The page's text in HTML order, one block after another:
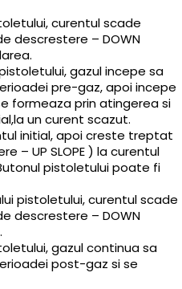
curentul scade
descrestere – DOWN
gazul incepe sa
pre-gaz, apoi incepe
formeaza prin atingerea si
un curent scazut.
initial, apoi creste treptat
– UP SLOPE ) la curentul
pistoletului poate fi
pistoletului, curentul scade
descrestere – DOWN
gazul continua sa
post-gaz si se